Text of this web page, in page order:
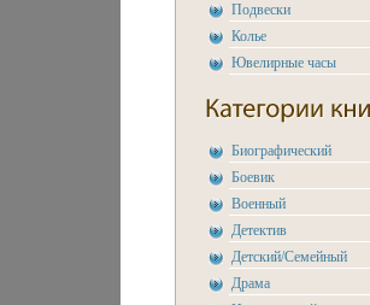
Подвески
Колье
Ювелирные часы
Биографический
Боевик
Военный
Детектив
Детский/Семейный
Драма